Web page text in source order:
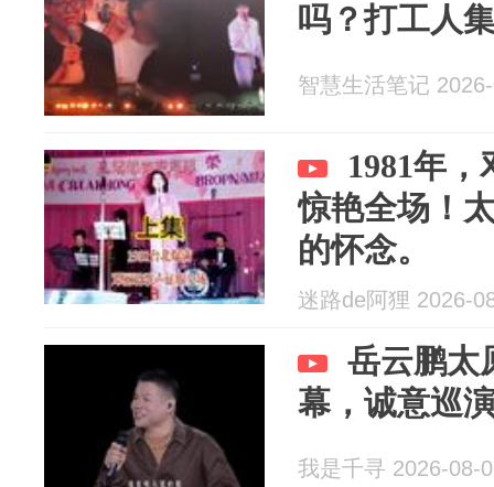
吗？打工人
智慧生活笔记
1981年
惊艳全场！
的怀念。
迷路de阿狸 2026-
岳云鹏太
幕，诚意巡
我是千寻 2026-08-